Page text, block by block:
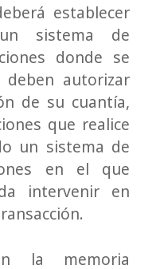
establecer
un sistema de
donde se
autorizar
de su cuantía,
que realice
un sistema de
en el que
intervenir en
la memoria